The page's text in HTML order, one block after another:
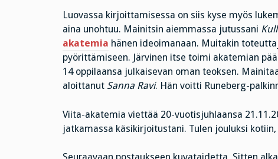
Luovassa kirjoittamisessa on siis kyse myös
aina unohtuu. Mainitsin aiemmassa jutussani
akatemia hänen ideoimanaan. Muitakin
pyörittämiseen. Järvinen itse toimi akatemian
14 oppilaansa julkaisevan oman teoksen.
aloittanut Sanna Ravi. Hän voitti Runeberg-
Viita-akatemia viettää 20-vuotisjuhlaansa
jatkamassa käsikirjoitustani. Tulen jouluksi